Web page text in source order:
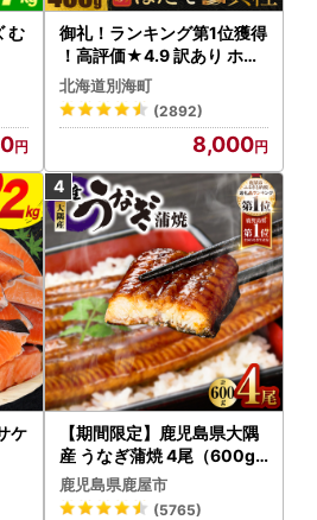
む
御礼！ランキング第1位獲得
！高評価★4.9 訳あり ホタ
テ 400g（ほたて 帆立 貝柱
冷凍 ）
北海道別海町
(2892)
8,000
【期間限定】鹿児島県大隅
産 うなぎ蒲焼 4尾（600g
） KN007-004-04-cp18
うなぎ 鰻 魚 惣菜 総菜
鹿児島県鹿屋市
(5765)